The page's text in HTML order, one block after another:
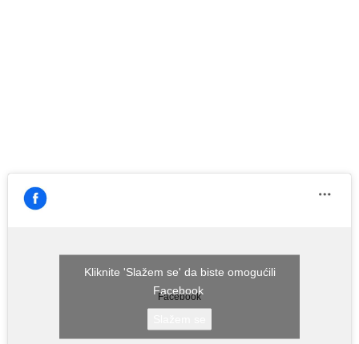
Facebook
Kliknite 'Slažem se' da biste omogućili
Facebook